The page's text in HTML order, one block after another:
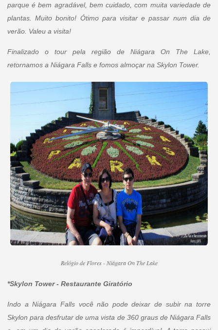
parque é bem agradável, bem cuidado, com muita variedade de
plantas. Muito bonito! Ótimo para visitar e passar num dia de
verão. Valeu a visita!
Finalizado o tour pela região de Niágara On The Lake,
retornamos a Niágara Falls e fomos almoçar na Skylon Tower.
Relógio de Flores - Niágara On The Lake
*Skylon Tower - Restaurante Giratório
Indo a Niágara Falls você não pode deixar de subir na torre
Skylon para desfrutar de uma vista de 360 ​​graus de Niágara Falls